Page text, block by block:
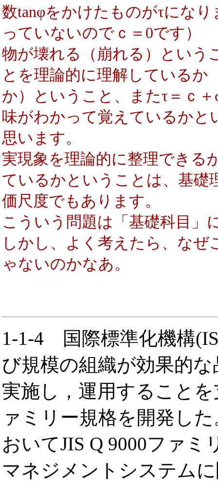
数tanφをかけたものがτにな
っていないのでｃ＝0です）
物が壊れる（崩れる）という
とを理論的に理解しているか
か）ということ、またτ＝ｃ
味がわかって覚えているかと
思います。
実現象を理論的に整理できる
ているかということは、基礎
価尺度でもあります。
こういう問題は「基礎科目」
しかし、よく考えたら、なぜ
ゃないのかなあ。
1-1-4 国際標準化機構
び規模の組織が効果的
実施し，運用すること
ァミリー規格を開発し
おいてJIS Q 9000ファ
マネジメントシステム